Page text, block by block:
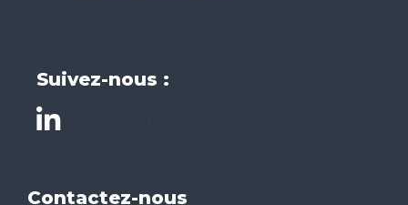
Suivez-nous :
Contactez-nous